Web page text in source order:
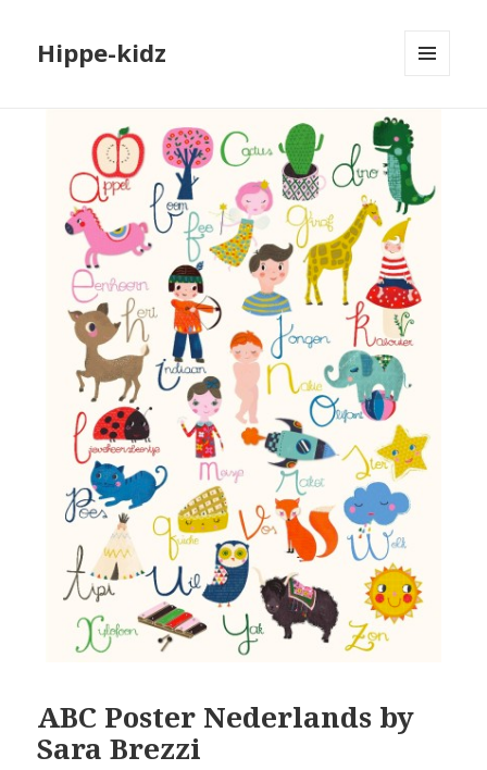
Hippe-kidz
WIDGETS
ABC Poster Nederlands by
Sara Brezzi